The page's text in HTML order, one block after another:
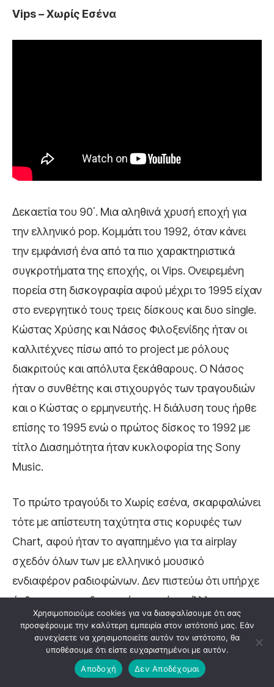
Vips – Χωρίς Εσένα
Δεκαετία του 90΄. Μια αληθινά χρυσή εποχή για
την ελληνικό pop. Κομμάτι του 1992, όταν κάνει
την εμφάνισή ένα από τα πιο χαρακτηριστικά
συγκροτήματα της εποχής, οι Vips. Ονειρεμένη
πορεία στη δισκογραφία αφού μέχρι το 1995 είχαν
στο ενεργητικό τους τρεις δίσκους και δυο single.
Κώστας Χρύσης και Νάσος Φιλοξενίδης ήταν οι
καλλιτέχνες πίσω από το project με ρόλους
διακριτούς και απόλυτα ξεκάθαρους. Ο Νάσος
ήταν ο συνθέτης και στιχουργός των τραγουδιών
και ο Κώστας ο ερμηνευτής. Η διάλυση τους ήρθε
επίσης το 1995 ενώ ο πρώτος δίσκος το 1992 με
τίτλο Διασημότητα ήταν κυκλοφορία της Sony
Music.
Το πρώτο τραγούδι το Χωρίς εσένα, σκαρφαλώνει
τότε με απίστευτη ταχύτητα στις κορυφές των
Chart, αφού ήταν το αγαπημένο για τα airplay
σχεδόν όλων των με ελληνικό μουσικό
ενδιαφέρον ραδιοφώνων. Δεν πιστεύω ότι υπήρχε
άνθρωπος που δεν το είχε χορέψει. Άλλωστε
πόσο δίκιο είχαν όταν έλεγαν: Τι παράξενος που
είναι ο έρωτας, στην αρχή του αγαπάς και στο
τέλος του πονάς….
Χρησιμοποιούμε cookies για να διασφαλίσουμε ότι σας
προσφέρουμε την καλύτερη εμπειρία στον ιστότοπό μας. Εάν
συνεχίσετε να χρησιμοποιείτε αυτόν τον ιστότοπο, θα
υποθέσουμε ότι είστε ευχαριστημένοι με αυτόν.
Αποδοχή
Δεν Αποδέχομαι